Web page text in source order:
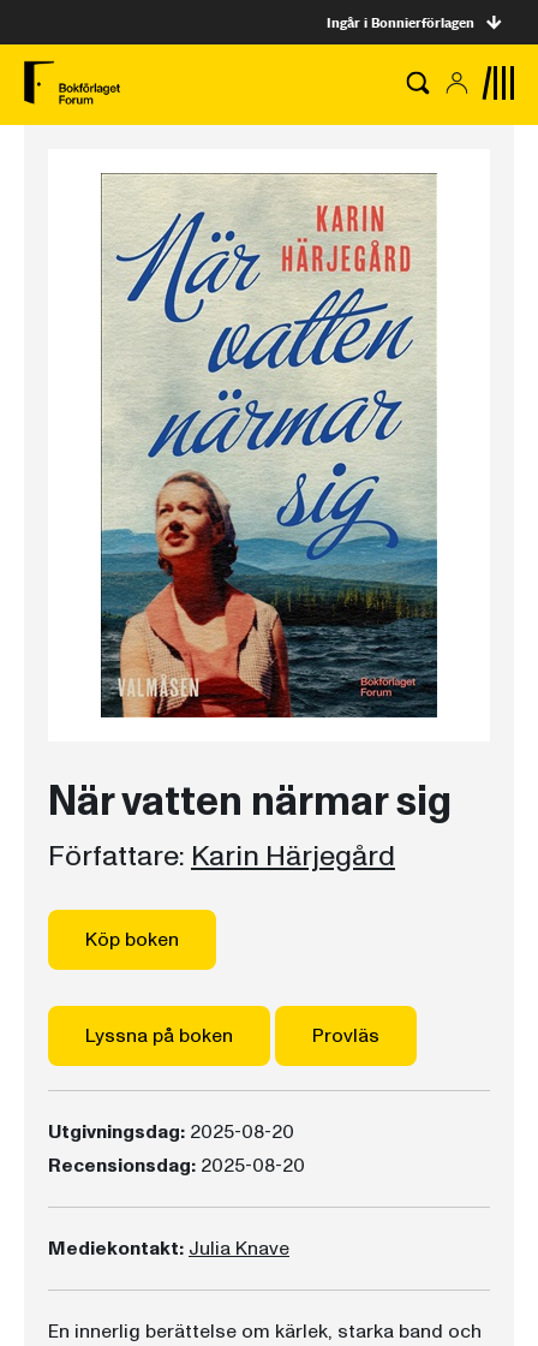
Ingår i Bonnierförlagen
När vatten närmar sig
Författare: Karin Härjegård
Köp boken
Lyssna på boken Provläs
Utgivningsdag: 2025-08-20
Recensionsdag: 2025-08-20
Mediekontakt: Julia Knave
En innerlig berättelse om kärlek, starka band och